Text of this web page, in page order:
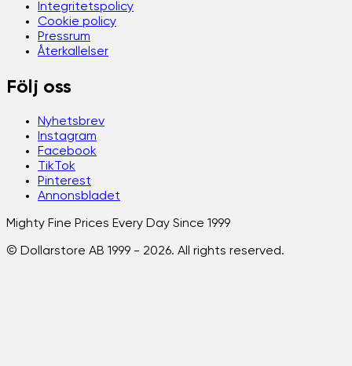
Integritetspolicy
Cookie policy
Pressrum
Återkallelser
Följ oss
Nyhetsbrev
Instagram
Facebook
TikTok
Pinterest
Annonsbladet
Mighty Fine Prices Every Day Since 1999
© Dollarstore AB 1999 - 2026. All rights reserved.